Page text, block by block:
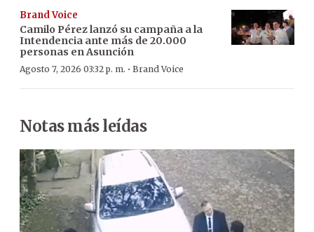
Brand Voice
Camilo Pérez lanzó su campaña a la
Intendencia ante más de 20.000
personas en Asunción
Agosto 7, 2026 03:32 p. m. · Brand Voice
Notas más leídas